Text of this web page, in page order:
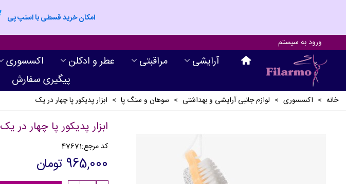
امکان خرید قسطی با اسنپ پی
ورود به سیستم
آرايشی مراقبتی عطر و ادکلن اکسسوری
پیگیری سفارش
خانه > اکسسوری > لوازم جانبی آرايشی و بهداشتی > سوهان و سنگ پا > ابزار پدیکور پا چهار در یک
ابزار پدیکور پا چهار در یک
کد مرجع:47671
965,000 تومان